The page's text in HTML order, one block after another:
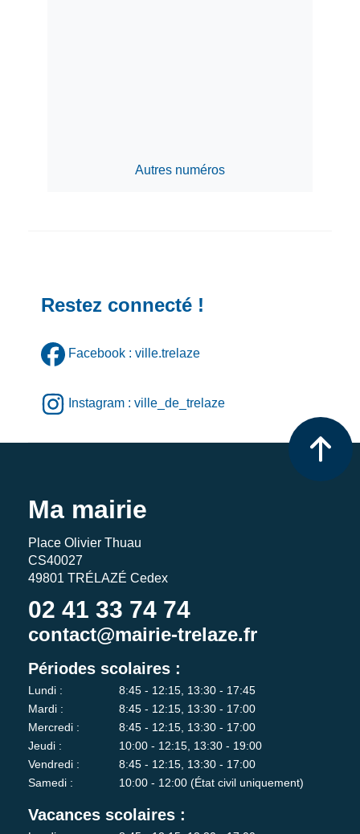
Autres numéros
Restez connecté !
Facebook : ville.trelaze
Instagram : ville_de_trelaze
Ma mairie
Place Olivier Thuau
CS40027
49801 TRÉLAZÉ Cedex
02 41 33 74 74
contact@mairie-trelaze.fr
Périodes scolaires :
Lundi :
8:45 - 12:15, 13:30 - 17:45
Mardi :
8:45 - 12:15, 13:30 - 17:00
Mercredi :
8:45 - 12:15, 13:30 - 17:00
Jeudi :
10:00 - 12:15, 13:30 - 19:00
Vendredi :
8:45 - 12:15, 13:30 - 17:00
Samedi :
10:00 - 12:00 (État civil uniquement)
Vacances scolaires :